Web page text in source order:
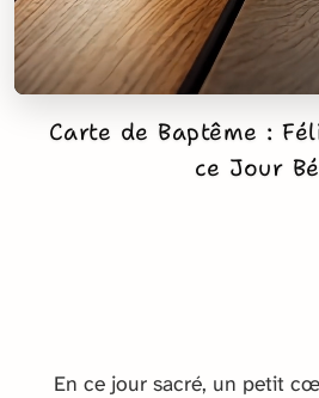
Carte de Baptême :
ce Jour
En ce jour sacré, un petit